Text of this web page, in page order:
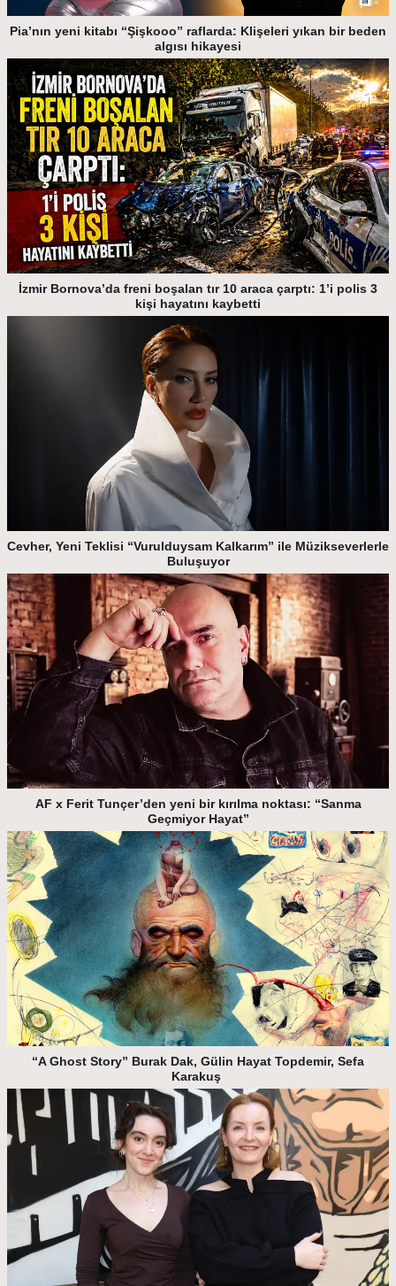
Pia’nın yeni kitabı “Şişkooo” raflarda: Klişeleri yıkan bir beden
algısı hikayesi
İzmir Bornova’da freni boşalan tır 10 araca çarptı: 1’i polis 3
kişi hayatını kaybetti
Cevher, Yeni Teklisi “Vurulduysam Kalkarım” ile Müzikseverlerle
Buluşuyor
AF x Ferit Tunçer’den yeni bir kırılma noktası: “Sanma
Geçmiyor Hayat”
“A Ghost Story” Burak Dak, Gülin Hayat Topdemir, Sefa
Karakuş